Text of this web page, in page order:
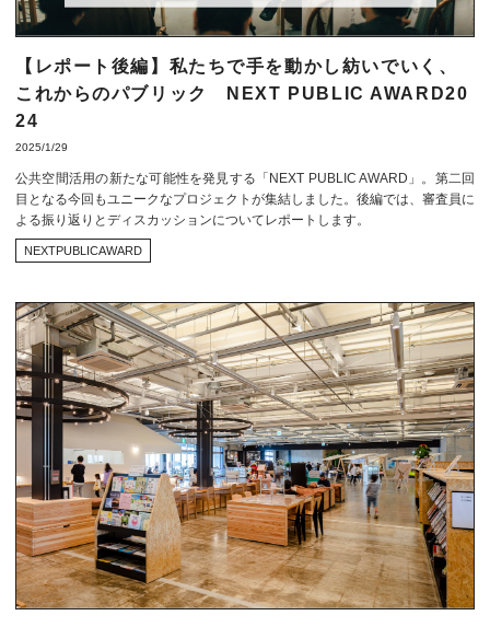
【レポート後編】私たちで手を動かし紡いでいく、
これからのパブリック NEXT PUBLIC AWARD20
24
2025/1/29
公共空間活用の新たな可能性を発見する「NEXT PUBLIC AWARD」。第二回
目となる今回もユニークなプロジェクトが集結しました。後編では、審査員に
よる振り返りとディスカッションについてレポートします。
NEXTPUBLICAWARD